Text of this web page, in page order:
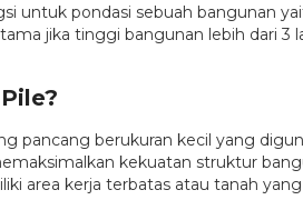
untuk pondasi sebuah bangunan
jika tinggi bangunan lebih dari
pancang berukuran kecil yang
kekuatan struktur
area kerja terbatas atau tanah